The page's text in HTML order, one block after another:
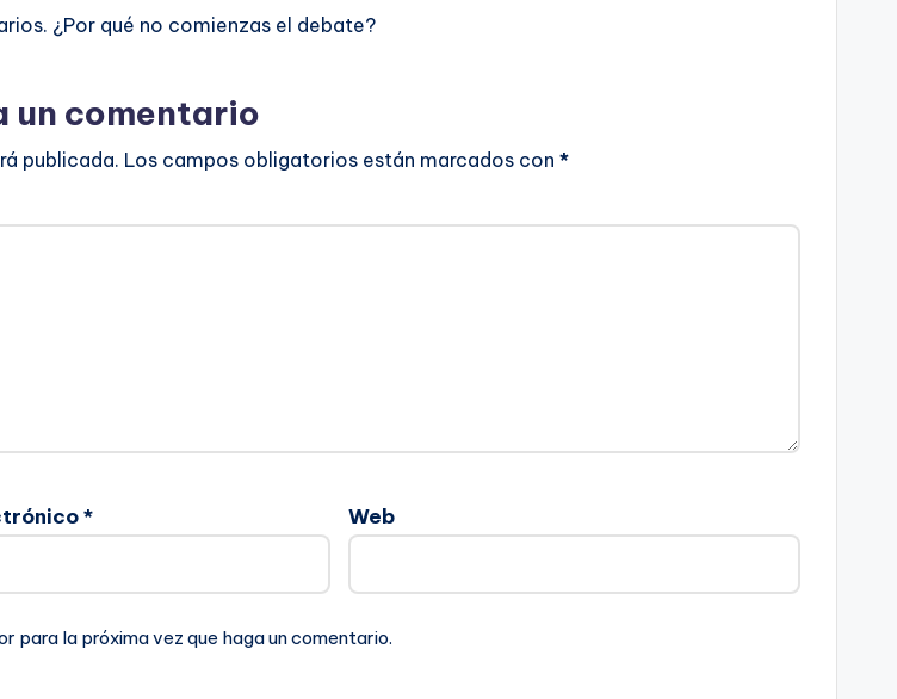
¿Por qué no comienzas el debate?
un comentario
publicada. Los campos obligatorios están marcados con *
* Web
para la próxima vez que haga un comentario.